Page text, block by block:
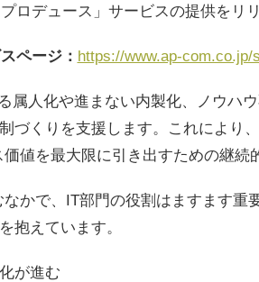
ロデュース」サービスの提供をリ
ページ： https://www.ap-
属人化や進まない内製化、ノウハ
づくりを支援します。これにより
値を最大限に引き出すための継続
かで、IT部門の役割はますます重
抱えています。
が進む